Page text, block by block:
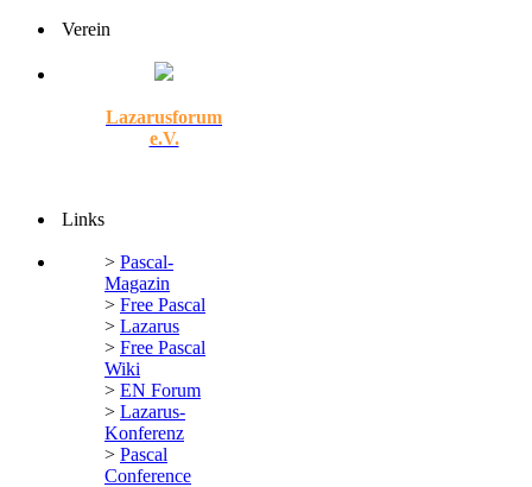
Verein
Lazarusforum
e.V.
Links
> Pascal-
Magazin
> Free Pascal
> Lazarus
> Free Pascal
Wiki
> EN Forum
> Lazarus-
Konferenz
> Pascal
Conference